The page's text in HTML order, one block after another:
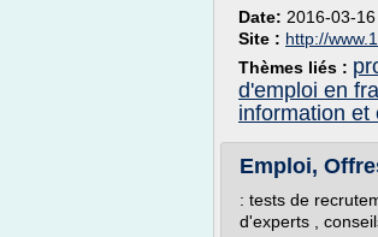
Date: 2016-03-
Site : http://
Thèmes liés :
d'emploi en
information et
Emploi,
: tests de
d'experts ,